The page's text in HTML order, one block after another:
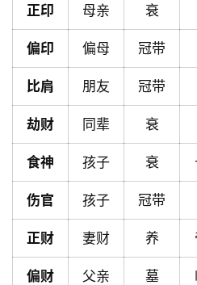
页
黄
历
占
卜
命
理
登录
正印 母亲 衰
偏印 偏母 冠带
比肩 朋友 冠带
劫财 同辈 衰
食神 孩子 衰
伤官 孩子 冠带
正财 妻财 养
偏财 父亲 墓